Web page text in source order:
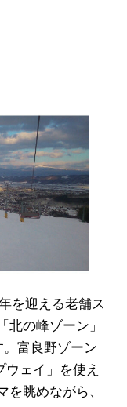
を迎える老舗ス
の峰ゾーン」
富良野ゾーン
ェイ」を使え
眺めながら、